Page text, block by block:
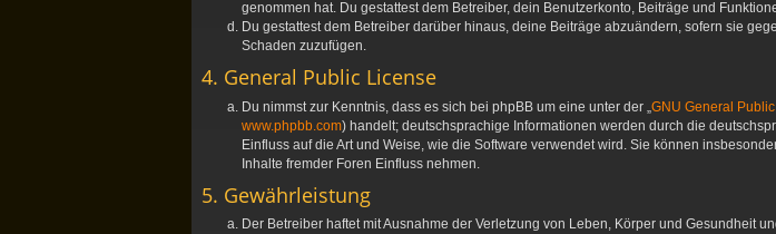
genommen hat. Du gestattest dem Betreiber, dein Benutzerkonto, Beiträge und
Du gestattest dem Betreiber darüber hinaus, deine Beiträge abzuändern, sofern sie
Schaden zuzufügen.
4. General Public License
Du nimmst zur Kenntnis, dass es sich bei phpBB um eine unter der „ GNU General
www.phpbb.com) handelt; deutschsprachige Informationen werden durch die
Einfluss auf die Art und Weise, wie die Software verwendet wird. Sie können
Inhalte fremder Foren Einfluss nehmen.
5. Gewährleistung
Der Betreiber haftet mit Ausnahme der Verletzung von Leben, Körper und Gesundheit